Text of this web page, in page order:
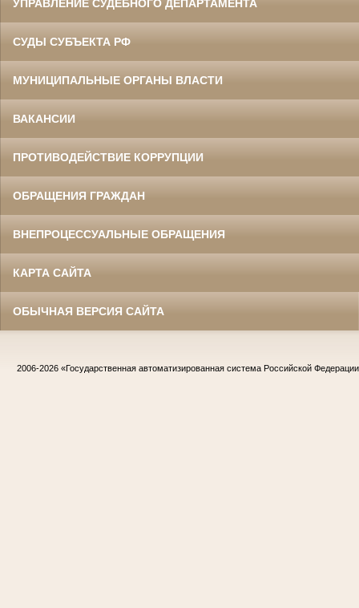
УПРАВЛЕНИЕ СУДЕБНОГО ДЕПАРТАМЕНТА
СУДЫ СУБЪЕКТА РФ
МУНИЦИПАЛЬНЫЕ ОРГАНЫ ВЛАСТИ
ВАКАНСИИ
ПРОТИВОДЕЙСТВИЕ КОРРУПЦИИ
ОБРАЩЕНИЯ ГРАЖДАН
ВНЕПРОЦЕССУАЛЬНЫЕ ОБРАЩЕНИЯ
КАРТА САЙТА
ОБЫЧНАЯ ВЕРСИЯ САЙТА
2006-2026 «Государственная автоматизированная система Российской